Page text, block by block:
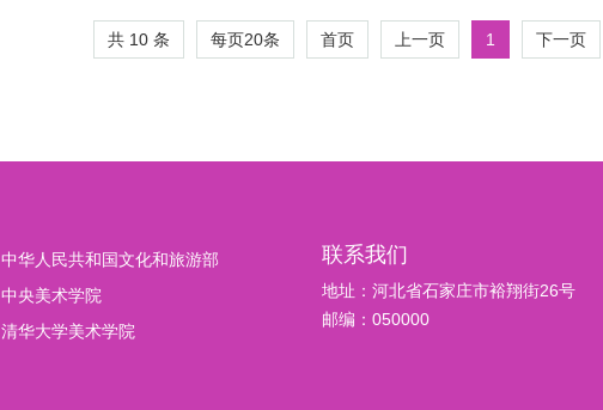
共 10 条 每页20条 首页 上一页 1 下一页
中华人民共和国文化和旅游部
中央美术学院
清华大学美术学院
联系我们
地址：河北省石家庄市裕翔街26号
邮编：050000